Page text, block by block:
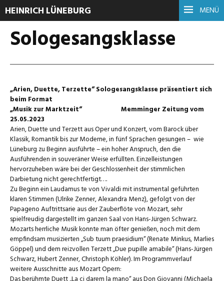
MENÜ
HEINRICH LÜNEBURG
Sologesangsklasse
„Arien, Duette, Terzette“ Sologesangsklasse präsentiert sich
beim Format
„Musik zur Marktzeit“ Memminger Zeitung vom
25.05.2023
Arien, Duette und Terzett aus Oper und Konzert, vom Barock über
Klassik, Romantik bis zur Moderne, in fünf Sprachen gesungen – wie
Lüneburg zu Beginn ausführte – ein hoher Anspruch, den die
Ausführenden in souveräner Weise erfüllten. Einzelleistungen
hervorzuheben wäre bei der Geschlossenheit der stimmlichen
Darbietung nicht gerechtfertigt….
Zu Beginn ein Laudamus te von Vivaldi mit instrumental geführten
klaren Stimmen (Ulrike Zenner, Alexandra Menz), gefolgt von der
Papageno Auftrittsarie aus der Zauberflöte von Mozart, sehr
spielfreudig dargestellt im ganzen Saal von Hans-Jürgen Schwarz.
Mozarts herrliche Musik konnte man öfter genießen, noch mit dem
empfindsam musizierten „Sub tuum praesidium“ (Renate Minkus, Marlies
Göppel) und dem reizvollen Terzett „Due pupille amabile“ (Hans-Jürgen
Schwarz, Hubert Zenner, Christoph Köhler). Im Programmverlauf
weitere Ausschnitte aus Mozart Opern: